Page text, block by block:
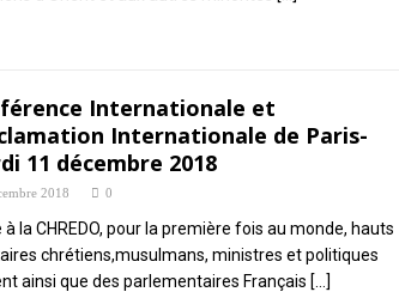
Internationale et
Internationale de Paris-
11 décembre 2018
2018 0
à la CHREDO, pour la première fois au monde, hauts
chrétiens,musulmans, ministres et politiques
ainsi que des parlementaires Français […]